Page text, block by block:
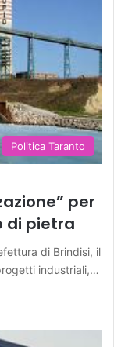
Politica Taranto
per
di pietra
di Brindisi, il
industriali,…